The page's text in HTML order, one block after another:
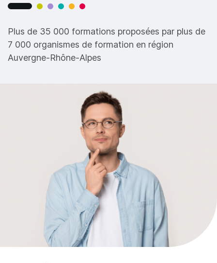
Plus de 35 000 formations proposées par plus de
7 000 organismes de formation en région
Auvergne-Rhône-Alpes